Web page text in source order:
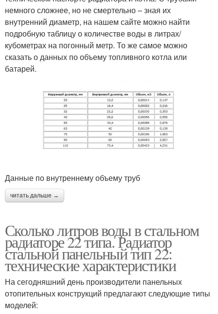
немного сложнее, но не смертельно – зная их
внутренний диаметр, на нашем сайте можно найти
подробную таблицу о количестве воды в литрах/
кубометрах на погонный метр. То же самое можно
сказать о данных по объему топливного котла или
батарей.
Данные по внутреннему объему труб
читать дальше →
Сколько литров воды в стальном
радиаторе 22 типа. Радиатор
стальной панельный тип 22:
технические характеристики
На сегодняшний день производители панельных
отопительных конструкций предлагают следующие типы
моделей: